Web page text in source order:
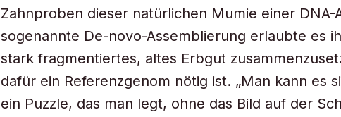
Zahnproben dieser natürlichen Mumie einer DNA-
sogenannte De-novo-Assemblierung erlaubte es
stark fragmentiertes, altes Erbgut
dafür ein Referenzgenom nötig ist. „Man kann es
ein Puzzle, das man legt, ohne das Bild auf der